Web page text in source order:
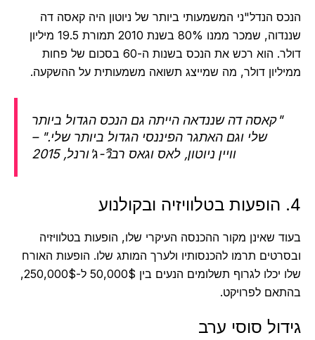
הנדל"ני המשמעותי ביותר של ניוטון היה קאסה דה
שננדוה, שמכר ממנו 80% בשנת 2010 תמורת 19.5 מיליון
דולר. הוא רכש את הנכס בשנות ה-60 בסכום של פחות
דולר, מה שמייצג תשואה משמעותית על ההשקעה.
"קאסה דה שננדאה הייתה גם הנכס הגדול ביותר
שלי וגם האתגר הפיננסי הגדול ביותר שלי." –
וויין ניוטון, לאס וגאס רבิว-ג'ורנל, 2015
שאינן מקור ההכנסה העיקרי שלו, הופעות בטלוויזיה
תרמו להכנסותיו ולערך המותג שלו. הופעות האורח
שלו יכלו לגרוף תשלומים הנעים בין 50,000$ ל-250,000$,
לפרויקט.
סוסי ערב